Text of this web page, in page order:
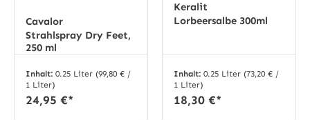
Cavalor
Strahlspray Dry Feet,
250 ml
Inhalt: 0.25 Liter (99,80 € /
1 Liter)
24,95 €*
Keralit
Lorbeersalbe 300ml
Inhalt: 0.25 Liter (73,20 € /
1 Liter)
18,30 €*